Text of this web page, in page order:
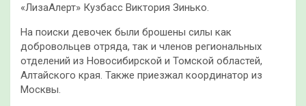
«ЛизаАлерт» Кузбасс Виктория Зинько.
На поиски девочек были брошены силы как
добровольцев отряда, так и членов региональных
отделений из Новосибирской и Томской областей,
Алтайского края. Также приезжал координатор из
Москвы.